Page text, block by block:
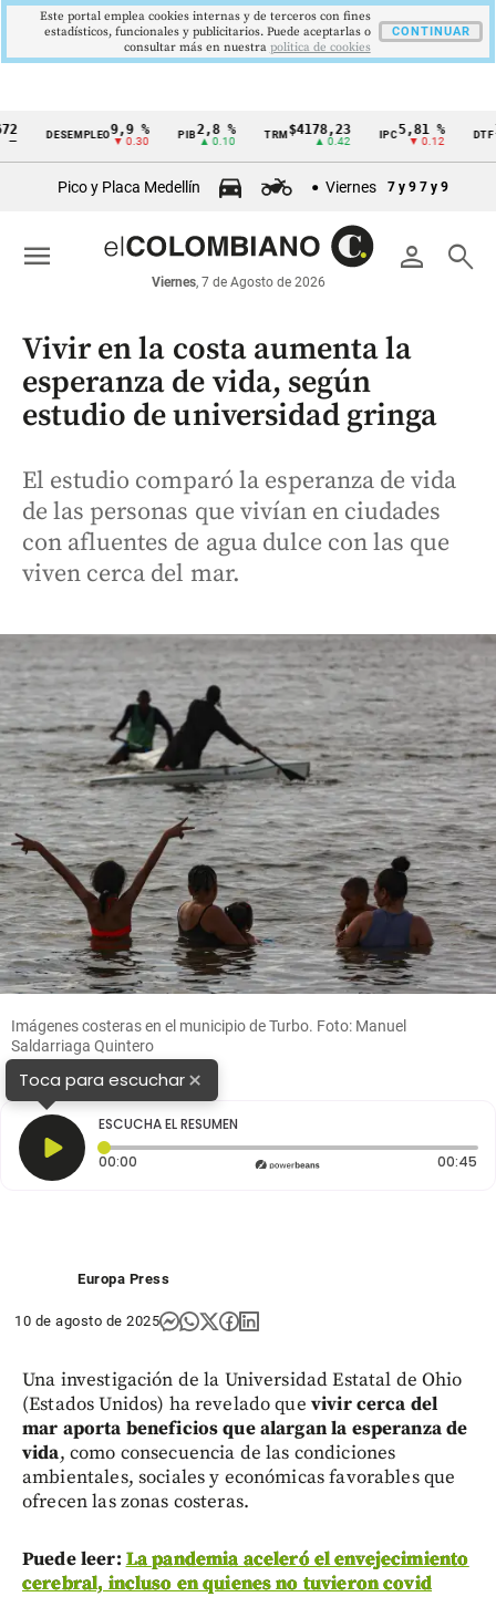
Cintillo
económicos
Colombia
DESEMPLEO9,9 %
▼ 0.30
PIB 2,8 %
▲ 0.10
TRM $4178,23
▲ 0.42
IPC 5,81 %
▼ 0.12
DTF
▲
Pico y Placa Medellín Viernes 7 y 9 7 y 9
person search
Viernes, 7 de Agosto de 2026
menu
Vivir en la costa aumenta la
esperanza de vida, según
estudio de universidad gringa
El estudio comparó la esperanza de vida
de las personas que vivían en ciudades
con afluentes de agua dulce con las que
viven cerca del mar.
Imágenes costeras en el municipio de Turbo. Foto: Manuel
Saldarriaga Quintero
Toca para escuchar×
ESCUCHA EL RESUMEN
00:00 Tiempo transcurrido: 0 segundos 00:45
Europa Press
10 de agosto de 2025
Una investigación de la Universidad Estatal de Ohio
(Estados Unidos) ha revelado que vivir cerca del
mar aporta beneficios que alargan la esperanza de
vida, como consecuencia de las condiciones
ambientales, sociales y económicas favorables que
ofrecen las zonas costeras.
Puede leer: La pandemia aceleró el envejecimiento
cerebral, incluso en quienes no tuvieron covid
Este portal emplea cookies internas y de terceros con fines
estadísticos, funcionales y publicitarios. Puede aceptarlas o
consultar más en nuestra politica de cookies
CONTINUAR